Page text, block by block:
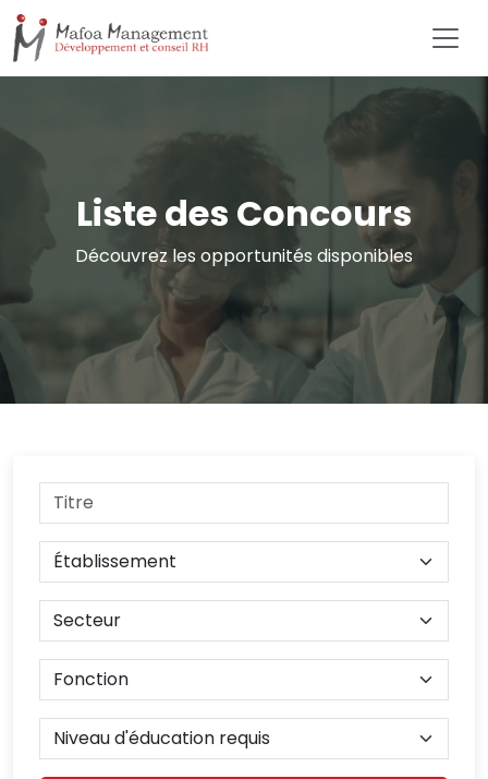
Liste des Concours
Découvrez les opportunités disponibles